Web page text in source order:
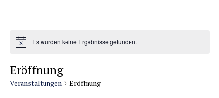
HinweisEs wurden keine Ergebnisse gefunden.
Eröffnung
Veranstaltungen Eröffnung